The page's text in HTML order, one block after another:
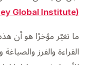
(McKinsey Global Institute)
ما تغيّر مؤخرًا هو أن
القراءة والفرز